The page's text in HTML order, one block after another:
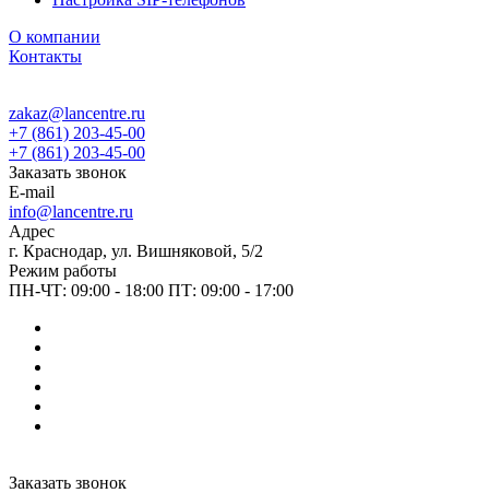
О компании
Контакты
zakaz@lancentre.ru
+7 (861) 203-45-00
+7 (861) 203-45-00
Заказать звонок
E-mail
info@lancentre.ru
Адрес
г. Краснодар, ул. Вишняковой, 5/2
Режим работы
ПН-ЧТ: 09:00 - 18:00 ПТ: 09:00 - 17:00
Заказать звонок